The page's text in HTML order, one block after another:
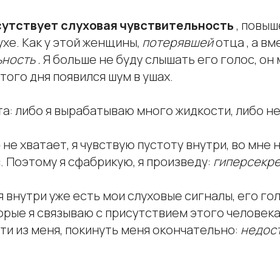
слуховая чувствительность,
Как у этой женщины, потерявшейотца , а
.Я больше не буду слышать его голос, он
дня появился шум в ушах.
либо я вырабатываю много жидкости, либо
хватает, я чувствую пустоту внутри, во мне
Поэтому я сфабрикую, я произведу:
внутри уже есть мои слуховые сигналы, его
я связываю с присутствием этого
из меня, покинуть меня окончательно: